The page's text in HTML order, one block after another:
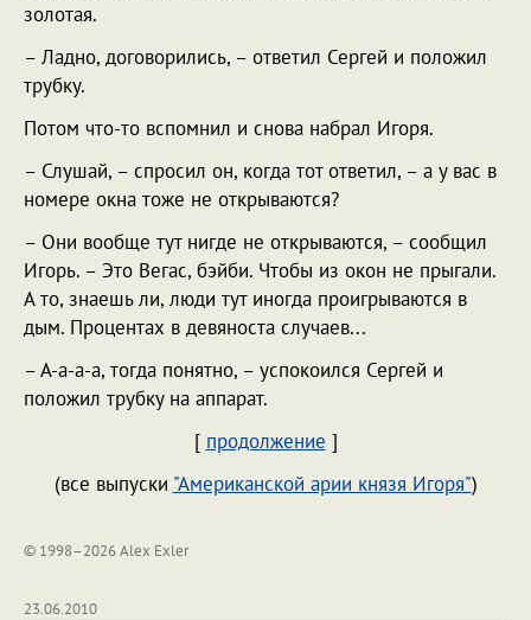
золотая.
– Ладно, договорились, – ответил Сергей и положил
трубку.
Потом что-то вспомнил и снова набрал Игоря.
– Слушай, – спросил он, когда тот ответил, – а у вас в
номере окна тоже не открываются?
– Они вообще тут нигде не открываются, – сообщил
Игорь. – Это Вегас, бэйби. Чтобы из окон не прыгали.
А то, знаешь ли, люди тут иногда проигрываются в
дым. Процентах в девяноста случаев...
– А-а-а-а, тогда понятно, – успокоился Сергей и
положил трубку на аппарат.
[ продолжение ]
(все выпуски "Американской арии князя Игоря")
© 1998–2026 Alex Exler
23.06.2010